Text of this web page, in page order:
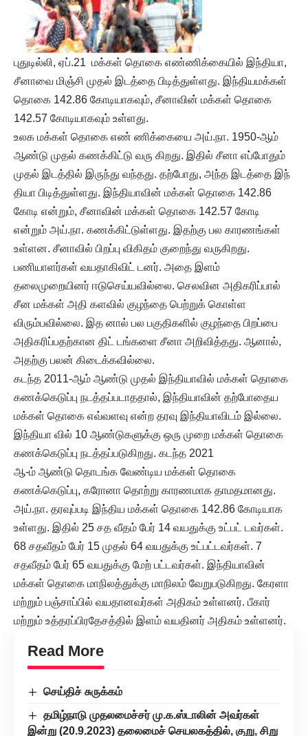
புதுடில்லி, ஏப்.21 மக்கள் தொகை எண்ணிக்கையில் இந்தியா,
சீனாவை மிஞ்சி முதல் இடத்தை பிடித்துள்ளது. இந்தியமக்கள்
தொகை 142.86 கோடியாகவும், சீனாவின் மக்கள் தொகை
142.57 கோடியாகவும் உள்ளது.
உலக மக்கள் தொகை எண் ணிக்கையை அய்.நா. 1950-ஆம்
ஆண்டு முதல் கணக்கிட்டு வரு கிறது. இதில் சீனா எப்போதும்
முதல் இடத்தில் இருந்து வந்தது. தற்போது, அந்த இடத்தை இந்
தியா பிடித்துள்ளது. இந்தியாவின் மக்கள் தொகை 142.86
கோடி என்றும், சீனாவின் மக்கள் தொகை 142.57 கோடி
என்றும் அய்.நா. கணக்கிட்டுள்ளது. இதற்கு பல காரணங்கள்
உள்ளன. சீனாவில் பிறப்பு விகிதம் குறைந்து வருகிறது.
பணியாளர்கள் வயதாகிவிட் டனர். அதை இளம்
தலைமுறையினர் ஈடுசெய்யவில்லை. செலவின அதிகரிப்பால்
சீன மக்கள் அதி களவில் குழந்தை பெற்றுக் கொள்ள
விரும்பவில்லை. இத னால் பல பகுதிகளில் குழந்தை பிறப்பை
அதிகரிப்பதற்கான திட் டங்களை சீனா அறிவித்தது. ஆனால்,
அதற்கு பலன் கிடைக்கவில்லை.
கடந்த 2011-ஆம் ஆண்டு முதல் இந்தியாவில் மக்கள் தொகை
கணக்கெடுப்பு நடத்தப்படாததால், இந்தியாவின் தற்போதைய
மக்கள் தொகை எவ்வளவு என்ற தரவு இந்தியாவிடம் இல்லை.
இந்தியா வில் 10 ஆண்டுகளுக்கு ஒரு முறை மக்கள் தொகை
கணக்கெடுப்பு நடத்தப்படுகிறது. கடந்த 2021
ஆ-ம் ஆண்டு தொடங்க வேண்டிய மக்கள் தொகை
கணக்கெடுப்பு, கரோனா தொற்று காரணமாக தாமதமானது.
அய்.நா. தரவுப்படி இந்திய மக்கள் தொகை 142.86 கோடியாக
உள்ளது. இதில் 25 சத வீதம் பேர் 14 வயதுக்கு உட்பட் டவர்கள்.
68 சதவீதம் பேர் 15 முதல் 64 வயதுக்கு உட்பட்டவர்கள். 7
சதவீதம் பேர் 65 வயதுக்கு மேற் பட்டவர்கள். இந்தியாவின்
மக்கள் தொகை மாநிலத்துக்கு மாநிலம் வேறுபடுகிறது. கேரளா
மற்றும் பஞ்சாப்பில் வயதானவர்கள் அதிகம் உள்ளனர். பீகார்
மற்றும் உத்தரப்பிரதேசத்தில் இளம் வயதினர் அதிகம் உள்ளனர்.
Read More
செய்திச் சுருக்கம்
தமிழ்நாடு முதலமைச்சர் மு.க.ஸ்டாலின் அவர்கள்
இன்று (20.9.2023) தலைமைச் செயலகத்தில், குறு, சிறு